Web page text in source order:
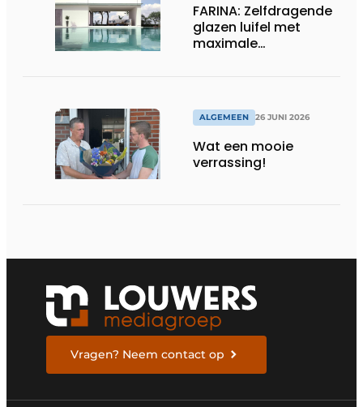
FARINA: Zelfdragende
glazen luifel met
maximale
ALGEMEEN 26 JUNI 2026
Wat een mooie
verrassing!
Vragen? Neem contact op